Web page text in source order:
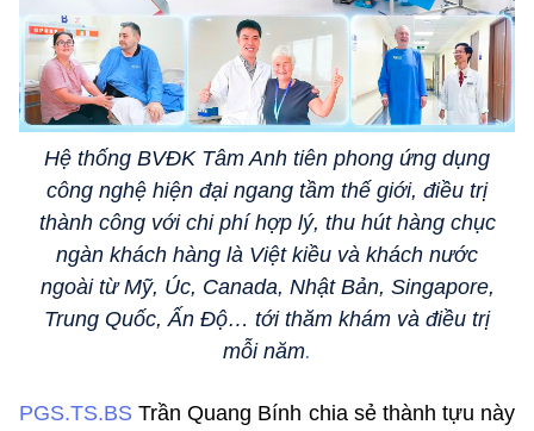
Hệ thống BVĐK Tâm Anh tiên phong ứng dụng
công nghệ hiện đại ngang tầm thế giới, điều trị
thành công với chi phí hợp lý, thu hút hàng chục
ngàn khách hàng là Việt kiều và khách nước
ngoài từ Mỹ, Úc, Canada, Nhật Bản, Singapore,
Trung Quốc, Ấn Độ… tới thăm khám và điều trị
mỗi năm.
PGS.TS.BS Trần Quang Bính chia sẻ thành tựu này